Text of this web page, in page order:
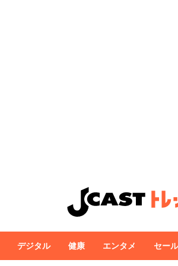
デジタル 健康 エンタメ セール